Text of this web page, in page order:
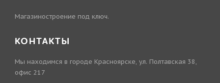
Магазиностроение под ключ.
КОНТАКТЫ
Мы находимся в городе Красноярске, ул. Полтавская 38,
офис 217